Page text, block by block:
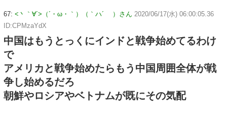
67: <丶｀∀´>（´・ω・｀）（｀ハ´ ）さん 2020/06/17(水) 06:00:05.36
ID:CPMzaYdX
中国はもうとっくにインドと戦争始めてるわけ
で
アメリカと戦争始めたらもう中国周囲全体が戦
争し始めるだろ
朝鮮やロシアやベトナムが既にその気配